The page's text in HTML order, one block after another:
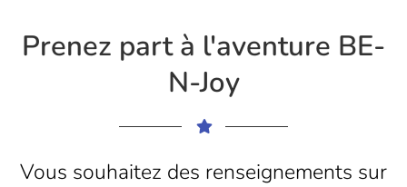
Prenez part à l'aventure BE-
N-Joy
Vous souhaitez des renseignements sur